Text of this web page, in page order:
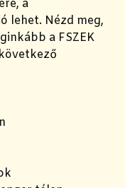
a
lehet. Nézd meg,
a FSZEK